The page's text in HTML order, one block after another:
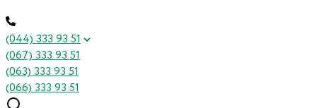
(044) 333 93 51
(067) 333 93 51
(063) 333 93 51
(066) 333 93 51